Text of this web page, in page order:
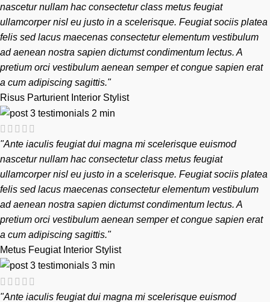
nascetur nullam hac consectetur class metus feugiat
ullamcorper nisl eu justo in a scelerisque. Feugiat sociis platea
felis sed lacus maecenas consectetur elementum vestibulum
ad aenean nostra sapien dictumst condimentum lectus. A
pretium orci vestibulum aenean semper et congue sapien erat
a cum adipiscing sagittis."
Risus Parturient Interior Stylist
"Ante iaculis feugiat dui magna mi scelerisque euismod
nascetur nullam hac consectetur class metus feugiat
ullamcorper nisl eu justo in a scelerisque. Feugiat sociis platea
felis sed lacus maecenas consectetur elementum vestibulum
ad aenean nostra sapien dictumst condimentum lectus. A
pretium orci vestibulum aenean semper et congue sapien erat
a cum adipiscing sagittis."
Metus Feugiat Interior Stylist
"Ante iaculis feugiat dui magna mi scelerisque euismod